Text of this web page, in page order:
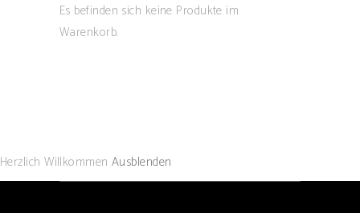
Es befinden sich keine Produkte im
Warenkorb.
Herzlich Willkommen Ausblenden